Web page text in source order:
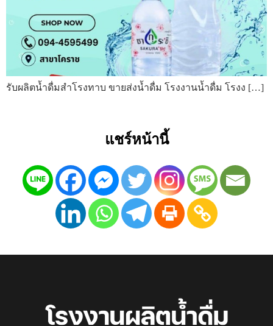
รับผลิตน้ำดื่มสำโรงทาบ ขายส่งน้ำดื่ม โรงงานน้ำดื่ม โรงง […]
แชร์หน้านี้